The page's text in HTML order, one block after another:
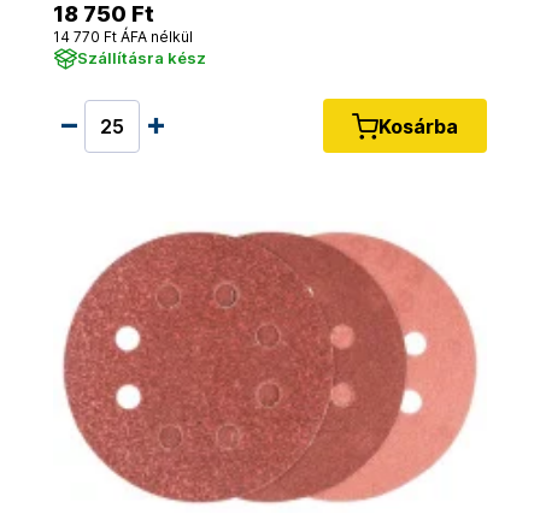
18 750 Ft
14 770 Ft ÁFA nélkül
Szállításra kész
Kosárba